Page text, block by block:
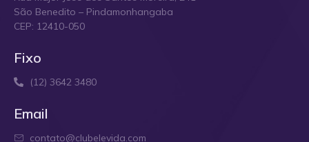
São Benedito – Pindamonhangaba
CEP: 12410-050
Fixo
(12) 3642 3480
Email
contato@clubelevida.com